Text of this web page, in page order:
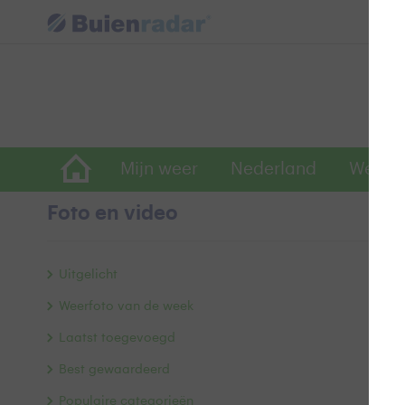
Mijn weer Nederland
Foto en video
Uitgelicht
Weerfoto van de week
Laatst toegevoegd
Best gewaardeerd
Populaire categorieën